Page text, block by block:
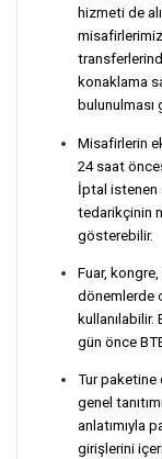
hizmeti de
konaklama
bulunulması
Misafirlerin
24 saat
İptal istenen
tedarikçinin
gösterebilir.
Fuar,
dönemlerde
gün önce
Tur paketine
genel
anlatımıyla
girişlerini